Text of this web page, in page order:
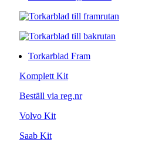
Torkarblad Fram
Komplett Kit
Beställ via reg.nr
Volvo Kit
Saab Kit